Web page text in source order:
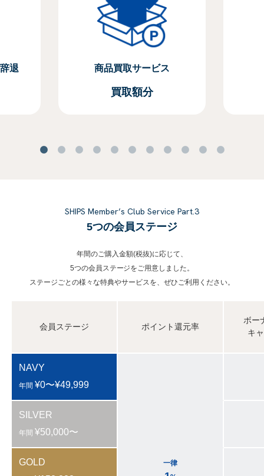
退 商品買取サービス
買取額分
SHIPS Member’s Club Service Part.3
5つの会員ステージ
年間のご購入金額(税抜)に応じて、
5つの会員ステージをご用意しました。
ステージごとの様々な特典やサービスを、ぜひご利用ください。
会員ステージ ポイント還元率
ボー
キ
NAVY
年間 ¥0〜¥49,999
SILVER
年間 ¥50,000〜
GOLD 一律